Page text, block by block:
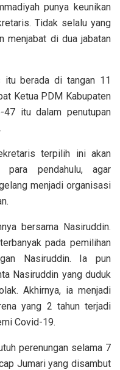
punya keunikan
Tidak selalu yang
menjabat di dua jabatan
itu berada di tangan 11
Ketua PDM Kabupaten
47 itu dalam penutupan
terpilih ini akan
para pendahulu, agar
menjadi organisasi
bersama Nasiruddin.
pada pemilihan
Nasiruddin. Ia pun
Nasiruddin yang duduk
Akhirnya, ia menjadi
yang 2 tahun terjadi
Covid-19.
perenungan selama 7
Jumari yang disambut